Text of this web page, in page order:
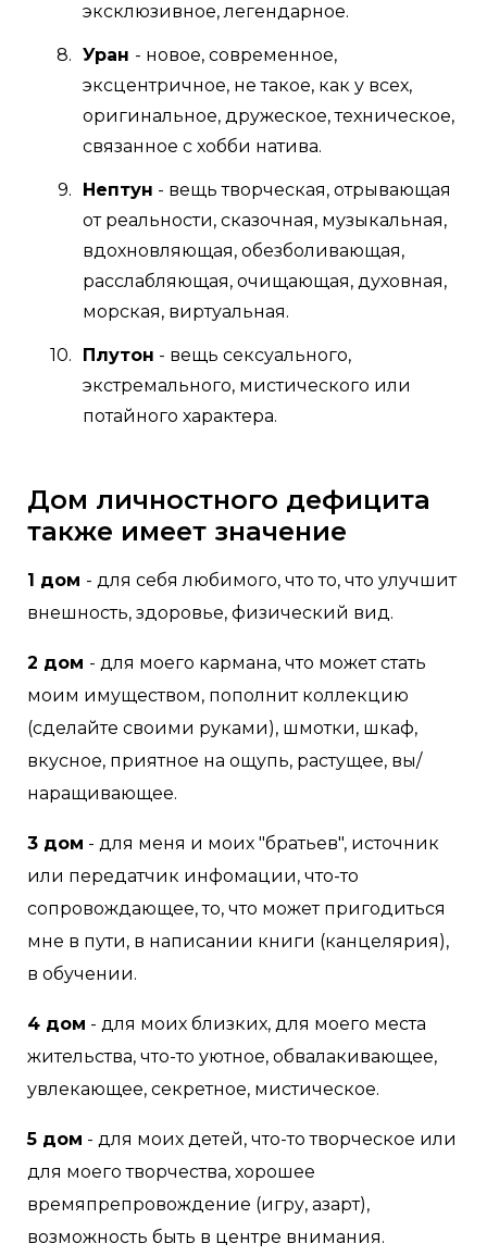
эксклюзивное, легендарное.
Уран - новое, современное,
эксцентричное, не такое, как у всех,
оригинальное, дружеское, техническое,
связанное с хобби натива.
Нептун - вещь творческая, отрывающая
от реальности, сказочная, музыкальная,
вдохновляющая, обезболивающая,
расслабляющая, очищающая, духовная,
морская, виртуальная.
Плутон - вещь сексуального,
экстремального, мистического или
потайного характера.
Дом личностного дефицита
также имеет значение
1 дом - для себя любимого, что то, что улучшит
внешность, здоровье, физический вид.
2 дом - для моего кармана, что может стать
моим имуществом, пополнит коллекцию
(сделайте своими руками), шмотки, шкаф,
вкусное, приятное на ощупь, растущее, вы/
наращивающее.
3 дом - для меня и моих "братьев", источник
или передатчик инфомации, что-то
сопровождающее, то, что может пригодиться
мне в пути, в написании книги (канцелярия),
в обучении.
4 дом - для моих близких, для моего места
жительства, что-то уютное, обвалакивающее,
увлекающее, секретное, мистическое.
5 дом - для моих детей, что-то творческое или
для моего творчества, хорошее
времяпрепровождение (игру, азарт),
возможность быть в центре внимания.